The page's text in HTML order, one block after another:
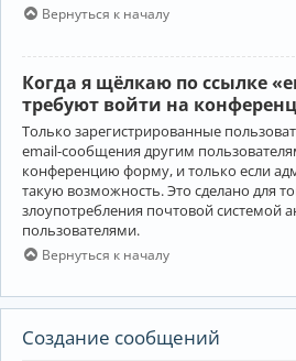
Вернуться к началу
Когда я щёлкаю по ссылке
требуют войти на
Только зарегистрированные
email-сообщения другим
конференцию форму, и только если
такую возможность. Это сделано для
злоупотребления почтовой системой
пользователями.
Вернуться к началу
Создание сообщений